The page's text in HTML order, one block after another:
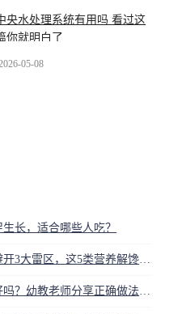
央水处理系统有用吗 看过这
你就明白了
05-08
长，适合哪些人吃？